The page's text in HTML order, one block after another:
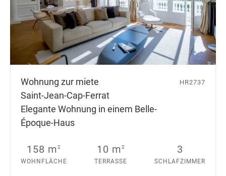
Wohnung zur miete
Saint-Jean-Cap-Ferrat
Elegante Wohnung in einem Belle-
Époque-Haus
HR2737
158 m2
WOHNFLÄCHE
10 m2
TERRASSE
3
SCHLAFZIMMER